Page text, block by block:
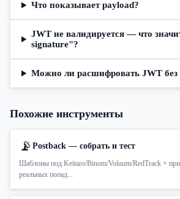
Что показывает payload?
JWT не валидируется — что
signature"?
Можно ли расшифровать JWT без
Похожие инструменты
📡 Postback — собрать и тест
Шаблоны под Keitaro/Binom/Voluum/RedTrack +
реальных попад...